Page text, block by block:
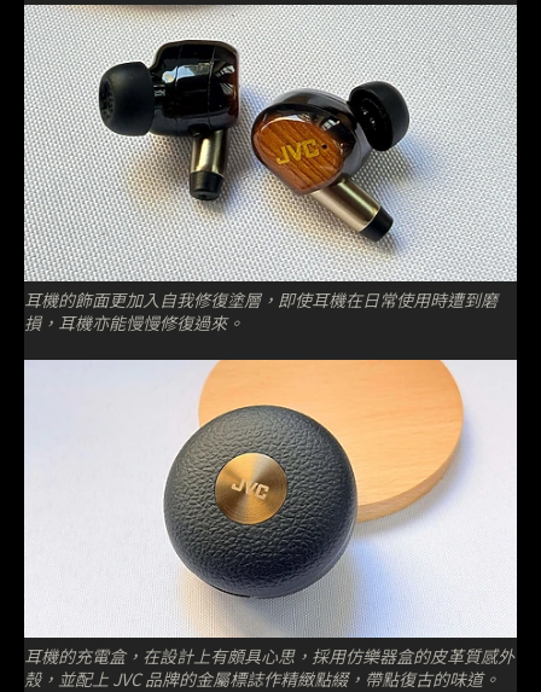
耳機的飾面更加入自我修復塗層，即使耳機在日常使用時遭到磨
損，耳機亦能慢慢修復過來。
耳機的充電盒，在設計上有頗具心思，採用仿樂器盒的皮革質感外
殼，並配上 JVC 品牌的金屬標誌作精緻點綴，帶點復古的味道。